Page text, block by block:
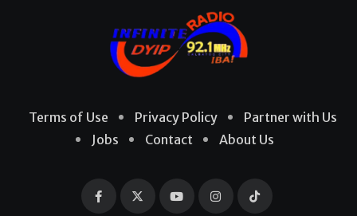
Terms of Use Privacy Policy
Partner with Us
Jobs
Contact About Us